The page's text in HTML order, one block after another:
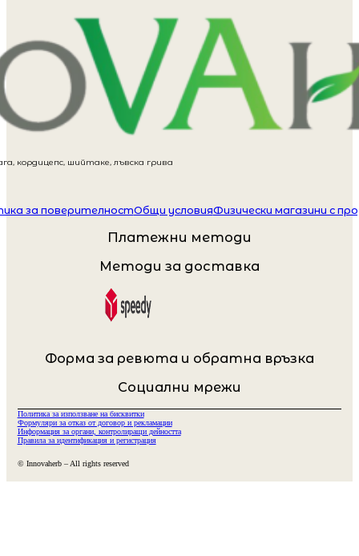
кордицепс, шийтаке, лъвска грива
за поверителностОбщи условияФизически магазини с
Платежни методи
Методи за доставка
Форма за ревюта и обратна връзка
Социални мрежи
Политика за използване на бисквитки
Формуляри за отказ от договор и рекламации
Информация за органи, контролиращи дейността
Правила за идентификация и регистрация
© Innovaherb – All rights reserved